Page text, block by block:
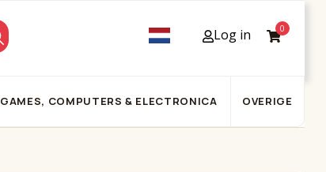
Log in 0
GAMES, COMPUTERS & ELECTRONICA OVERIGE